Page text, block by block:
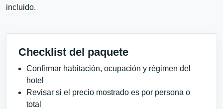
incluido.
Checklist del paquete
Confirmar habitación, ocupación y régimen del
hotel
Revisar si el precio mostrado es por persona o
total